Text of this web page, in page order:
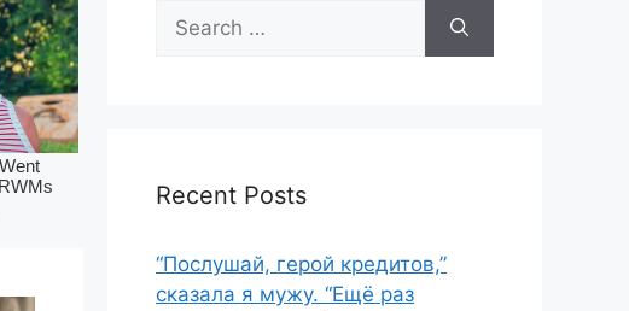
Search
for:
Recent Posts
“Послушай, герой кредитов,”
сказала я мужу. “Ещё раз